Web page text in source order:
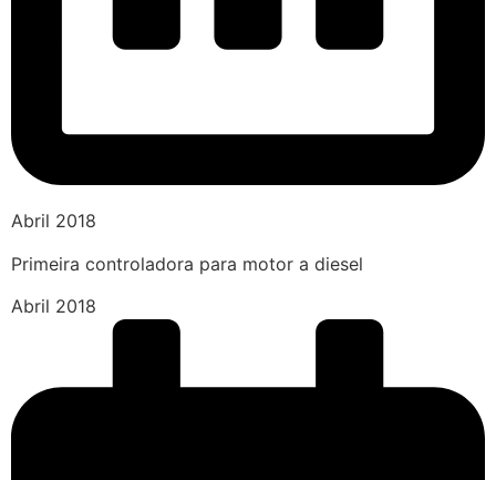
Abril 2018
Primeira controladora para motor a diesel
Abril 2018